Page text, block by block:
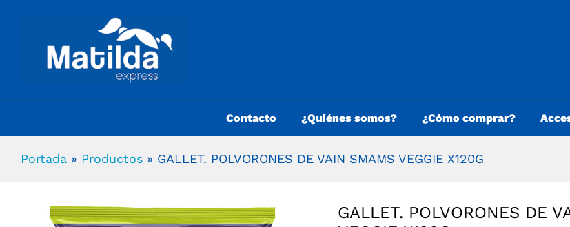
Contacto ¿Quiénes somos? ¿Cómo comprar?
Portada » Productos » GALLET. POLVORONES DE VAIN SMAMS VEGGIE X120G
GALLET. POLVORONES DE